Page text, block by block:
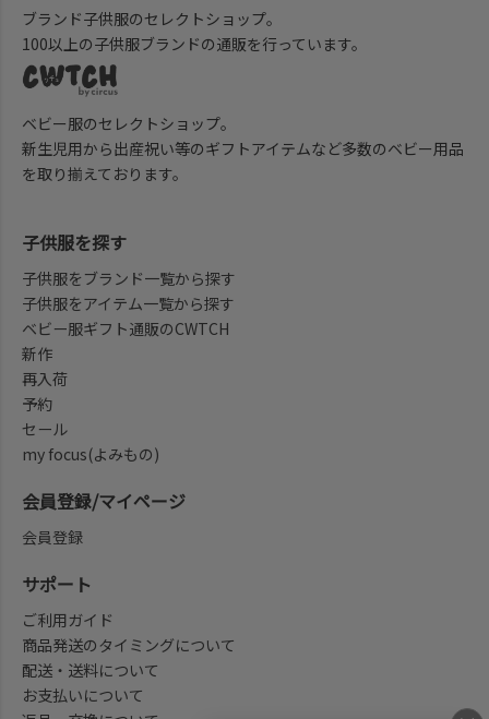
ブランド子供服のセレクトショップ。
100以上の子供服ブランドの通販を行っています。
ベビー服のセレクトショップ。
新生児用から出産祝い等のギフトアイテムなど多数のベビー用品
を取り揃えております。
子供服を探す
子供服をブランド一覧から探す
子供服をアイテム一覧から探す
ベビー服ギフト通販のCWTCH
新作
再入荷
予約
セール
my focus(よみもの)
会員登録/マイページ
会員登録
サポート
ご利用ガイド
商品発送のタイミングについて
配送・送料について
お支払いについて